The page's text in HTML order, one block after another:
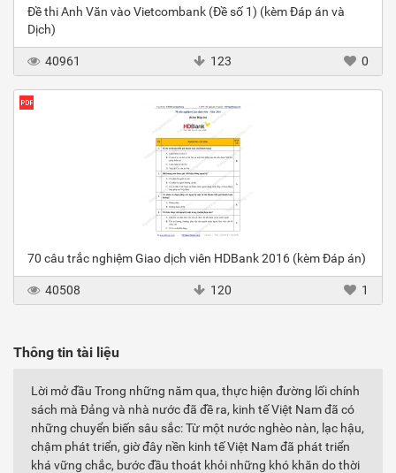
Đề thi Anh Văn vào Vietcombank (Đề số 1) (kèm Đáp án và
Dịch)
40961 123 0
70 câu trắc nghiệm Giao dịch viên HDBank 2016 (kèm Đáp án)
40508 120 1
Thông tin tài liệu
Lời mở đầu Trong những năm qua, thực hiện đường lối chính
sách mà Đảng và nhà nước đã đề ra, kinh tế Việt Nam đã có
những chuyển biến sâu sắc: Từ một nước nghèo nàn, lạc hậu,
chậm phát triển, giờ đây nền kinh tế Việt Nam đã phát triển
khá vững chắc, bước đầu thoát khỏi những khó khăn do thời